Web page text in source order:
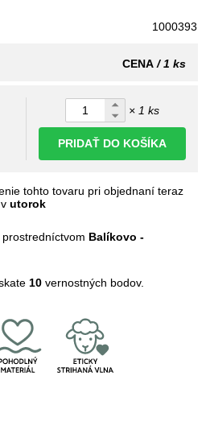
1000393
CENA / 1 ks
× 1 ks
PRIDAŤ DO KOŠÍKA
tohto tovaru pri objednaní teraz
v utorok
prostredníctvom Balíkovo -
10 vernostných bodov.